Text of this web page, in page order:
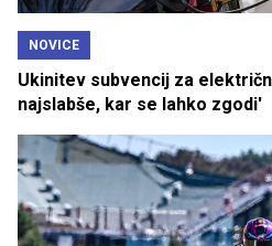
NOVICE
Ukinitev subvencij za
najslabše, kar se lahko zgodi'